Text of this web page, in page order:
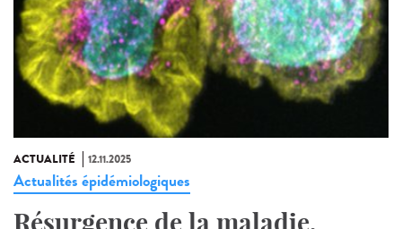
ACTUALITÉ 12.11.2025
Actualités épidémiologiques
Résurgence de la maladie,